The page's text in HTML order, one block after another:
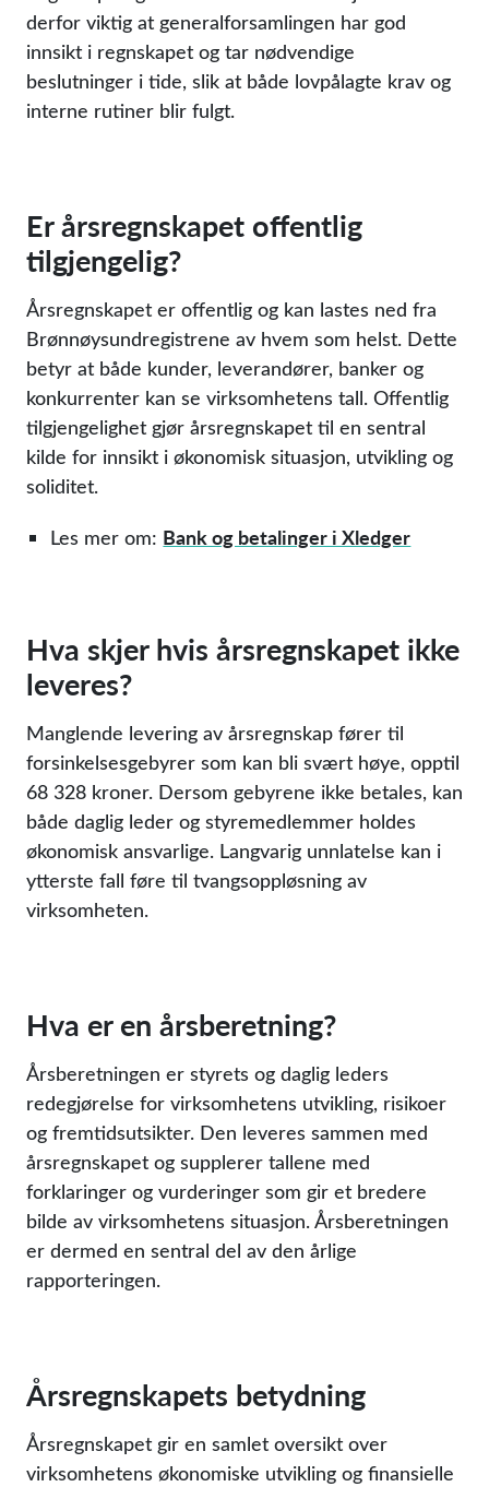
derfor viktig at generalforsamlingen har god
innsikt i regnskapet og tar nødvendige
beslutninger i tide, slik at både lovpålagte krav og
interne rutiner blir fulgt.
Er årsregnskapet offentlig
tilgjengelig?
Årsregnskapet er offentlig og kan lastes ned fra
Brønnøysundregistrene av hvem som helst. Dette
betyr at både kunder, leverandører, banker og
konkurrenter kan se virksomhetens tall. Offentlig
tilgjengelighet gjør årsregnskapet til en sentral
kilde for innsikt i økonomisk situasjon, utvikling og
soliditet.
Les mer om: Bank og betalinger i Xledger
Hva skjer hvis årsregnskapet ikke
leveres?
Manglende levering av årsregnskap fører til
forsinkelsesgebyrer som kan bli svært høye, opptil
68 328 kroner. Dersom gebyrene ikke betales, kan
både daglig leder og styremedlemmer holdes
økonomisk ansvarlige. Langvarig unnlatelse kan i
ytterste fall føre til tvangsoppløsning av
virksomheten.
Hva er en årsberetning?
Årsberetningen er styrets og daglig leders
redegjørelse for virksomhetens utvikling, risikoer
og fremtidsutsikter. Den leveres sammen med
årsregnskapet og supplerer tallene med
forklaringer og vurderinger som gir et bredere
bilde av virksomhetens situasjon. Årsberetningen
er dermed en sentral del av den årlige
rapporteringen.
Årsregnskapets betydning
Årsregnskapet gir en samlet oversikt over
virksomhetens økonomiske utvikling og finansielle